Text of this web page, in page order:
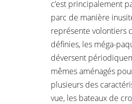
c’est principalement
parc de manière
représente volontiers
définies, les méga-
déversent
mêmes aménagés
plusieurs des
vue, les bateaux de